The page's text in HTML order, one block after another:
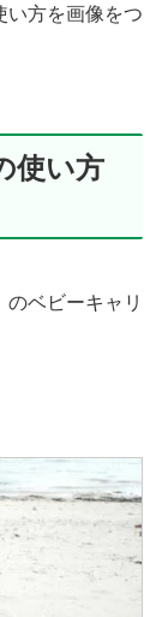
い方を画像をつ
使い方
ベビーキャリ